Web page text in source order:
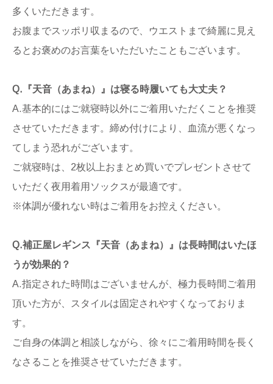
多くいただきます。
お腹までスッポリ収まるので、ウエストまで綺麗に見え
るとお褒めのお言葉をいただいたこともございます。
Q.『天音（あまね）』は寝る時履いても大丈夫？
A.基本的にはご就寝時以外にご着用いただくことを推奨
させていただきます。締め付けにより、血流が悪くなっ
てしまう恐れがございます。
ご就寝時は、2枚以上おまとめ買いでプレゼントさせて
いただく夜用着用ソックスが最適です。
※体調が優れない時はご着用をお控えください。
Q.補正屋レギンス『天音（あまね）』は長時間はいたほ
うが効果的？
A.指定された時間はございませんが、極力長時間ご着用
頂いた方が、スタイルは固定されやすくなっておりま
す。
ご自身の体調と相談しながら、徐々にご着用時間を長く
なさることを推奨させていただきます。